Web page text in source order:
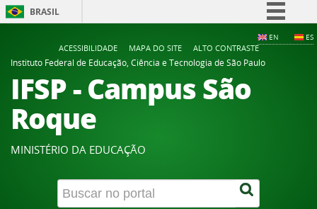
BRASIL
Comunica BR
Participe
Acesso à informação
EN ES
ACESSIBILIDADE MAPA DO SITE
ALTO CONTRASTE
Instituto Federal de Educação, Ciência e Tecnologia de São Paulo
IFSP - Campus São
Roque
MINISTÉRIO DA EDUCAÇÃO